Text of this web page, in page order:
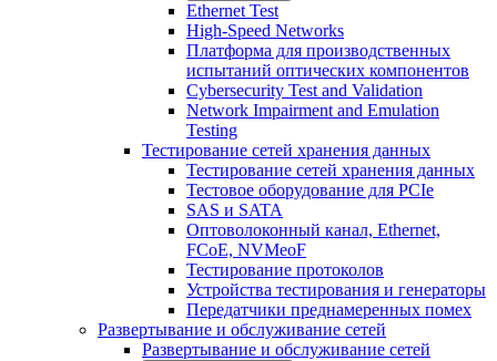
Ethernet Test
High-Speed Networks
Платформа для производственных
испытаний оптических компонентов
Cybersecurity Test and Validation
Network Impairment and Emulation
Testing
Тестирование сетей хранения данных
Тестирование сетей хранения данных
Тестовое оборудование для PCIe
SAS и SATA
Оптоволоконный канал, Ethernet,
FCoE, NVMeoF
Тестирование протоколов
Устройства тестирования и генераторы
Передатчики преднамеренных помех
Развертывание и обслуживание сетей
Развертывание и обслуживание сетей